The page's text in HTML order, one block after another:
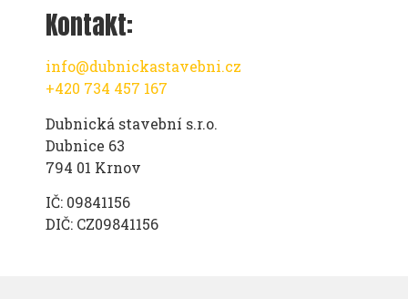
Kontakt:
info@dubnickastavebni.cz
+420 734 457 167
Dubnická stavební s.r.o.
Dubnice 63
794 01 Krnov
IČ: 09841156
DIČ: CZ09841156